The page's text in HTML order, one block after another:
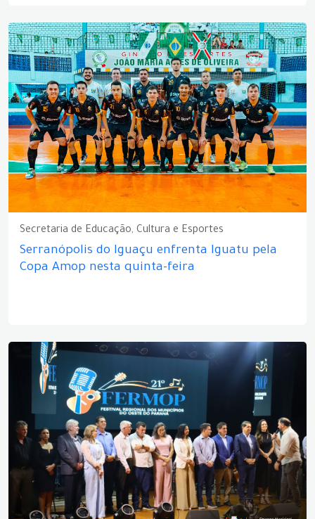
Secretaria de Educação, Cultura e Esportes
Serranópolis do Iguaçu enfrenta Iguatu pela
Copa Amop nesta quinta-feira